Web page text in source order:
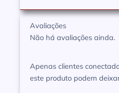
Avaliações
Não há avaliações ainda.
Apenas clientes
este produto podem